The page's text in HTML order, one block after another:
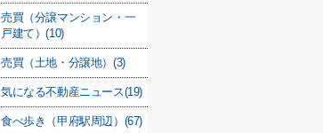
売買（分譲マンション・一
戸建て）(10)
売買（土地・分譲地）(3)
気になる不動産ニュース(19)
食べ歩き（甲府駅周辺）(67)